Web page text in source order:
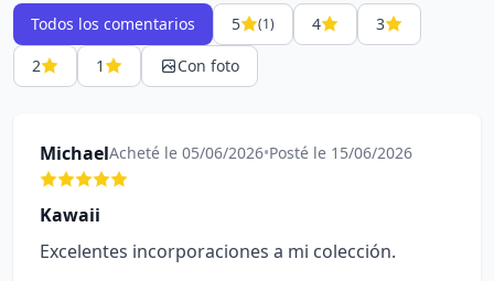
Todos los comentarios 5 (1) 4
3
2
1 Con foto
MichaelAcheté le 05/06/2026•Posté le 15/06/2026
Kawaii
Excelentes incorporaciones a mi colección.